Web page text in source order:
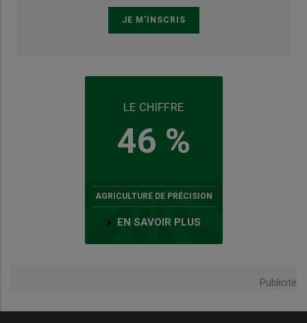
LE CHIFFRE
46 %
AGRICULTURE DE PRÉCISION
EN SAVOIR PLUS
Publicité